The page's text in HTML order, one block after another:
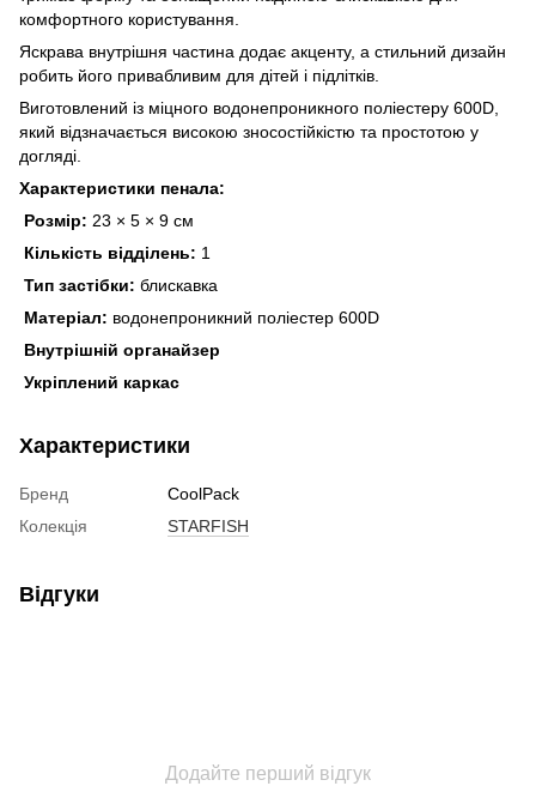
комфортного користування.
Яскрава внутрішня частина додає акценту, а стильний дизайн
робить його привабливим для дітей і підлітків.
Виготовлений із міцного водонепроникного поліестеру 600D,
який відзначається високою зносостійкістю та простотою у
догляді.
Характеристики пенала:
Розмір: 23 × 5 × 9 см
Кількість відділень: 1
Тип застібки: блискавка
Матеріал: водонепроникний поліестер 600D
Внутрішній органайзер
Укріплений каркас
Характеристики
Бренд
CoolPack
Колекція
STARFISH
Відгуки
Додайте перший відгук